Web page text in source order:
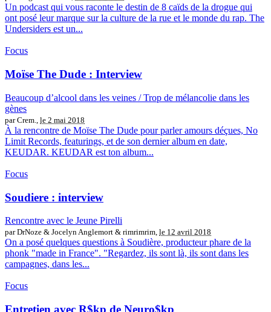
Un podcast qui vous raconte le destin de 8 caïds de la drogue qui
ont posé leur marque sur la culture de la rue et le monde du rap. The
Undersiders est un...
Focus
Moïse The Dude : Interview
Beaucoup d’alcool dans les veines / Trop de mélancolie dans les
gènes
par Crem., le 2 mai 2018
À la rencontre de Moïse The Dude pour parler amours déçues, No
Limit Records, featurings, et de son dernier album en date,
KEUDAR. KEUDAR est ton album...
Focus
Soudiere : interview
Rencontre avec le Jeune Pirelli
par DrNoze & Jocelyn Anglemort & rimrimrim, le 12 avril 2018
On a posé quelques questions à Soudière, producteur phare de la
phonk "made in France". "Regardez, ils sont là, ils sont dans les
campagnes, dans les...
Focus
Entretien avec R$kp de Neuro$kp